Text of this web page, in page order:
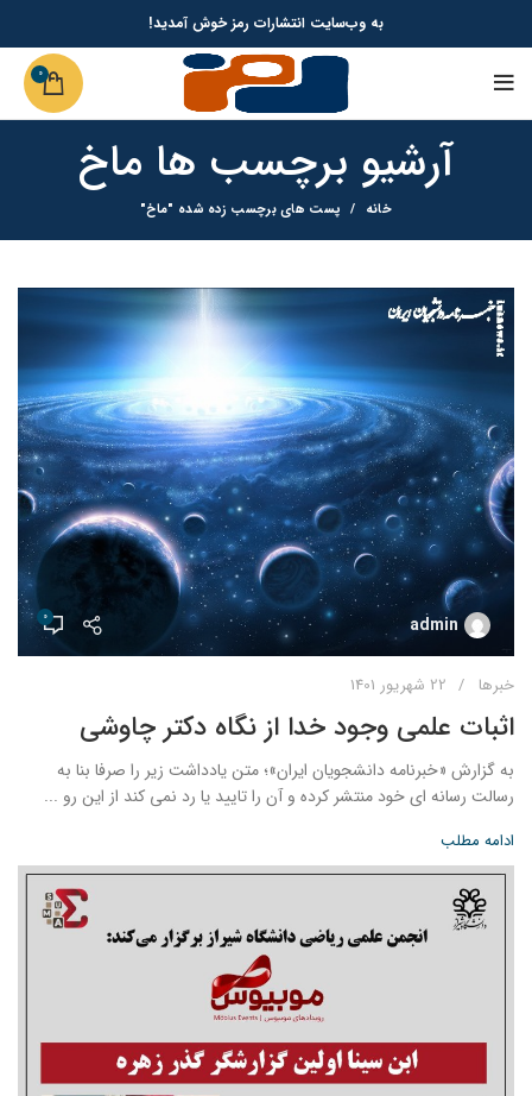
به وب‌سایت انتشارات رمز خوش آمدید!
0
آرشیو برچسب ها ماخ
خانه پست های برچسب زده شده "ماخ"
admin
0
خبرها 22 شهریور 1401
اثبات علمی وجود خدا از نگاه دکتر چاوشی
به گزارش «خبرنامه دانشجویان ایران»؛ متن یادداشت زیر را صرفا بنا به
رسالت رسانه ای خود منتشر کرده و آن را تایید یا رد نمی کند از این رو ...
ادامه مطلب